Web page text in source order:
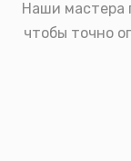
Наши мастера
чтобы точно